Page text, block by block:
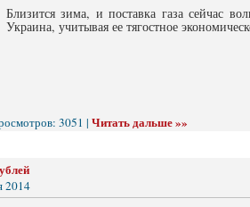
Близится зима, и поставка газа сейчас
Украина, учитывая ее тягостное
3051 | Читать дальше »»
2014